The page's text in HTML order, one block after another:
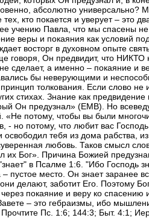
абсолютно
кто покается и уверует – это
учению Павла, что мы спасены
веры и покаяния как условий
восторг в духовном опыте
Он предвидит, что НИКТО
сделает, а именно – покаяние и
бы неверующими и
толкования. Если слово
стихах. Знание как
Он предузнал» (ЕМВ). Но
«Не потому, чтобы вы были
- но потому, что любит вас
освободил тебя из дома рабства,
любовь. Таков смысл
их Бог». Причина Божией
в Псалме 1:6. "Ибо Господь
– пустое место. Он знает заранее
делают, заботит Его. Поэтому
покаяние и веру ко спасению
– это гебраизмы, ибо
Прочтите Пс. 1:6; 144:3; Быт.